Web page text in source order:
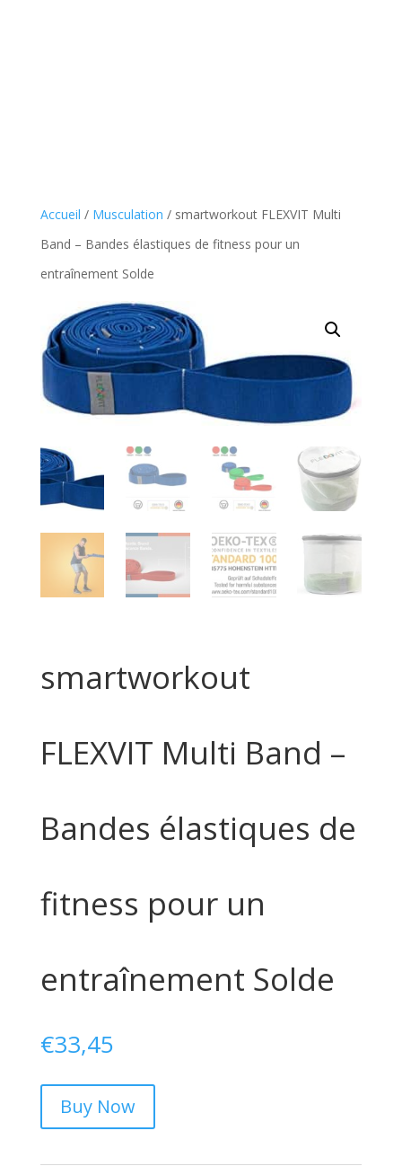
Accueil / Musculation / smartworkout FLEXVIT Multi
Band – Bandes élastiques de fitness pour un
entraînement Solde
smartworkout
FLEXVIT Multi Band –
Bandes élastiques de
fitness pour un
entraînement Solde
€33,45
Buy Now